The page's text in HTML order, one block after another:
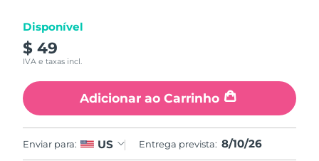
Disponível
$ 49
IVA e taxas incl.
Adicionar ao Carrinho
Enviar para: US Entrega prevista: 8/10/26